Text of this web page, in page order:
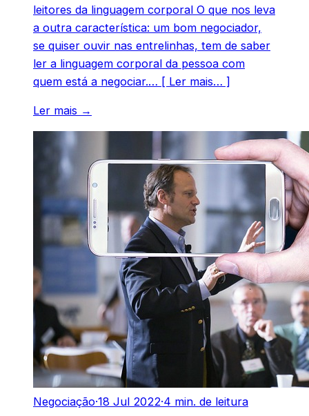
leitores da linguagem corporal O que nos leva
a outra característica: um bom negociador,
se quiser ouvir nas entrelinhas, tem de saber
ler a linguagem corporal da pessoa com
quem está a negociar.… [ Ler mais… ]
Ler mais →
Negociação·18 Jul 2022·4 min. de leitura